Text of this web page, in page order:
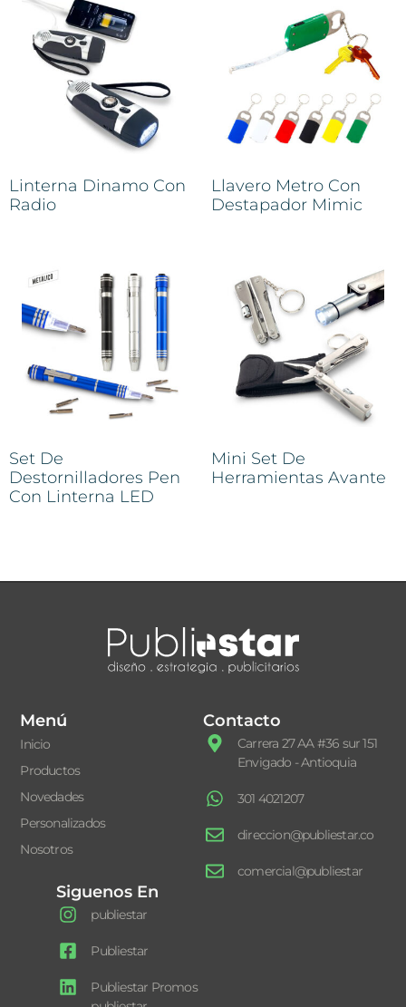
Linterna Dinamo Con
Radio
Llavero Metro Con
Destapador Mimic
Set De
Destornilladores Pen
Con Linterna LED
Mini Set De
Herramientas Avante
Menú
Inicio
Productos
Novedades
Personalizados
Nosotros
Contacto
Carrera 27 AA #36 sur 151
Envigado - Antioquia
301 4021207
direccion@publiestar.co
comercial@publiestar
Siguenos En
publiestar
Publiestar
Publiestar Promos